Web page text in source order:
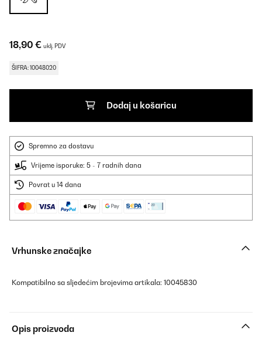
18,90 € uklj. PDV
ŠIFRA: 10048020
Dodaj u košaricu
Spremno za dostavu
Vrijeme isporuke: 5 - 7 radnih dana
Povrat u 14 dana
Vrhunske značajke
Kompatibilno sa sljedećim brojevima artikala: 10045830
Opis proizvoda